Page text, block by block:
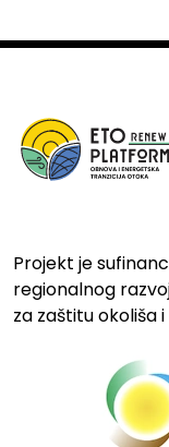
Projekt je
regionalnog
za zaštitu okoliša